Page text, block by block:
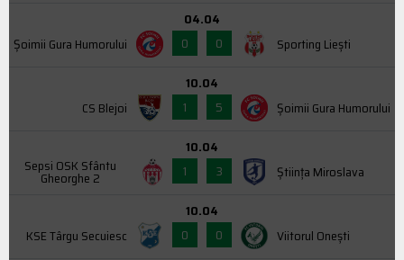
Şoimii Gura Humorului
04.04
0
0 Sporting Liești
CS Blejoi
10.04
1
5 Şoimii Gura Humorului
Sepsi OSK Sfântu
Gheorghe 2
10.04
1
3 Știința Miroslava
KSE Târgu Secuiesc
10.04
0
0 Viitorul Onești